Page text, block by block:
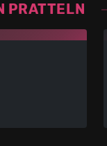
PRATTELN